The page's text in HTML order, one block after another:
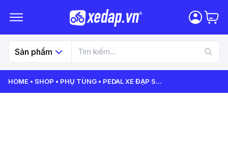
Sản phẩm
HOME SHOP PHỤ TÙNG PEDAL XE ĐẠP S...